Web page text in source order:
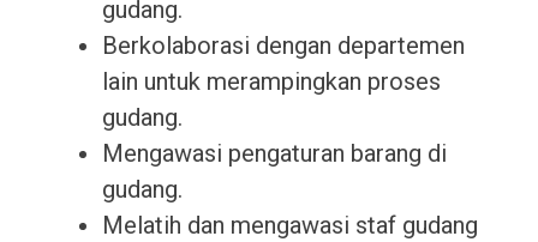
gudang.
Berkolaborasi dengan departemen
lain untuk merampingkan proses
gudang.
Mengawasi pengaturan barang di
gudang.
Melatih dan mengawasi staf gudang